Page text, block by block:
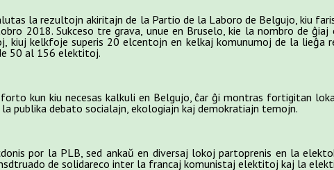
la rezultojn akiritajn de la Partio de la Laboro de Belgujo, kiu
2018. Sukceso tre grava, unue en Bruselo, kie la nombro de
kiuj kelkfoje superis 20 elcentojn en kelkaj komunumoj de la lieĝa
50 al 156 elektitoj.
kun kiu necesas kalkuli en Belgujo, ĉar ĝi montras fortigitan
publika debato socialajn, ekologiajn kaj demokratiajn temojn.
por la PLB, sed ankaŭ en diversaj lokoj partoprenis en la
de solidareco inter la francaj komunistaj elektitoj kaj la